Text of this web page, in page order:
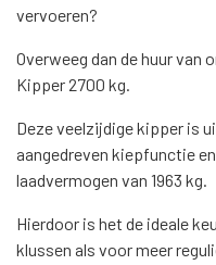
vervoeren?
Overweeg dan de huur van
Kipper 2700 kg.
Deze veelzijdige kipper is
aangedreven kiepfunctie
laadvermogen van 1963 kg.
Hierdoor is het de ideale
klussen als voor meer